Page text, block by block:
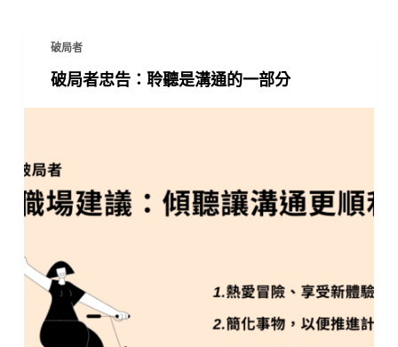
破局者
破局者忠告：聆聽是溝通的一部分